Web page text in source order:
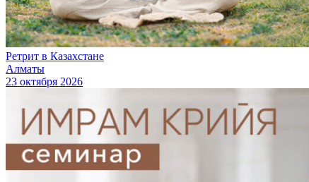
Ретрит в Казахстане
Алматы
23 октября 2026